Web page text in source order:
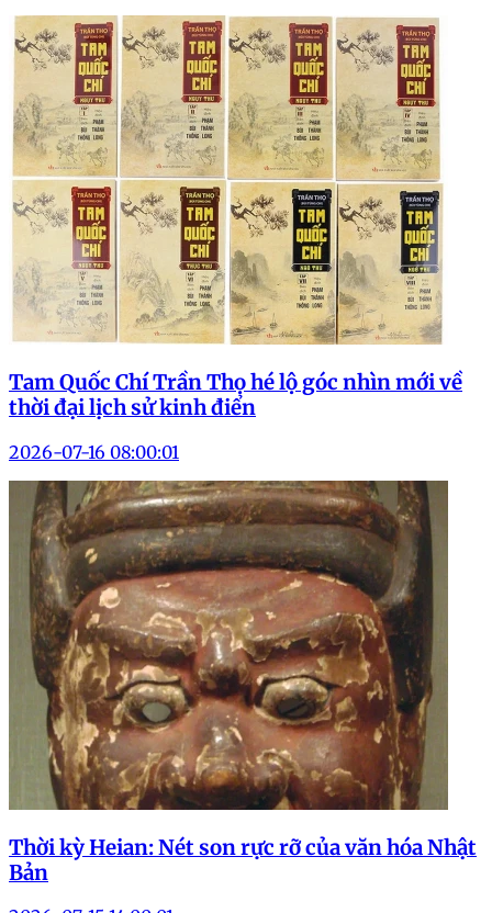
Tam Quốc Chí Trần Thọ hé lộ góc nhìn mới về
thời đại lịch sử kinh điển
2026-07-16 08:00:01
Thời kỳ Heian: Nét son rực rỡ của văn hóa Nhật
Bản